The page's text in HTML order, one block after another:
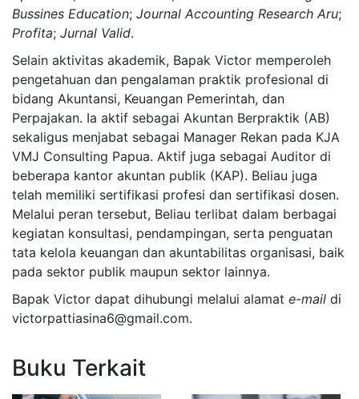
Bussines Education; Journal Accounting Research Aru;
Profita; Jurnal Valid.
Selain aktivitas akademik, Bapak Victor memperoleh
pengetahuan dan pengalaman praktik profesional di
bidang Akuntansi, Keuangan Pemerintah, dan
Perpajakan. Ia aktif sebagai Akuntan Berpraktik (AB)
sekaligus menjabat sebagai Manager Rekan pada KJA
VMJ Consulting Papua. Aktif juga sebagai Auditor di
beberapa kantor akuntan publik (KAP). Beliau juga
telah memiliki sertifikasi profesi dan sertifikasi dosen.
Melalui peran tersebut, Beliau terlibat dalam berbagai
kegiatan konsultasi, pendampingan, serta penguatan
tata kelola keuangan dan akuntabilitas organisasi, baik
pada sektor publik maupun sektor lainnya.
Bapak Victor dapat dihubungi melalui alamat e-mail di
victorpattiasina6@gmail.com.
Buku Terkait